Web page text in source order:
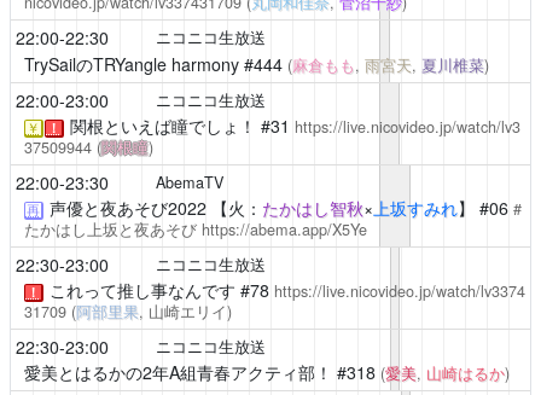
22:00-22:30 ニコニコ生放送
TrySailのTRYangle harmony#444 (麻倉もも, 雨宮天, 夏川椎菜)
22:00-23:00 ニコニコ生放送
￥ ！ 関根といえば瞳でしょ！ #31 https://live.nicovideo.jp/watch/lv3
37509944 (関根瞳)
22:00-23:30 AbemaTV
再 声優と夜あそび2022【火： たかはし智秋× 上坂すみれ】 #06 #
たかはし上坂と夜あそび https://abema.app/X5Ye
22:30-23:00 ニコニコ生放送
！ これって推し事なんです #78 https://live.nicovideo.jp/watch/lv3374
31709 (阿部里果, 山崎エリイ)
22:30-23:00 ニコニコ生放送
愛美とはるかの2年A組青春アクティ部！ #318 (愛美, 山崎はるか)